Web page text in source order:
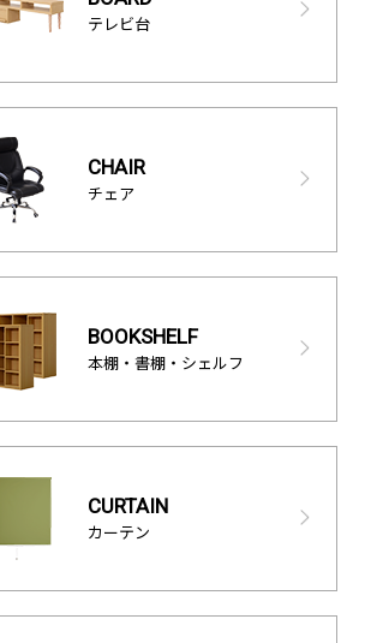
テレビ台
CHAIR
チェア
BOOKSHELF
本棚・書棚・シェルフ
CURTAIN
カーテン